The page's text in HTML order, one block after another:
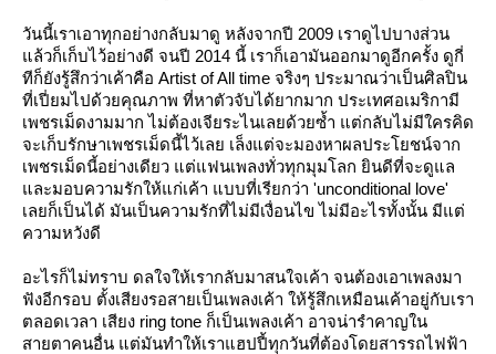
วันนี้เราเอาทุกอย่างกลับมาดู หลังจากปี 2009 เราดูไปบางส่วน
ล้วก็เก็บไว้อย่างดี จนปี 2014 นี้ เราก็เอามันออกมาดูอีกครั้ง ดูกี่
ทีก็ยังรู้สึกว่าเค้าคือ Artist of All time จริงๆ ประมาณว่าเป็นศิลปิน
ที่เปี่ยมไปด้วยคุณภาพ ที่หาตัวจับได้ยากมาก ประเทศอเมริกามี
เพชรเม็ดงามมาก ไม่ต้องเจียระไนเลยด้วยซ้ำ แต่กลับไม่มีใครคิด
จะเก็บรักษาเพชรเม็ดนี้ไว้เลย เล็งแต่จะมองหาผลประโยชน์จาก
เพชรเม็ดนี้อย่างเดียว แต่แฟนเพลงทั่วทุกมุมโลก ยินดีที่จะดูแล
ละมอบความรักให้แก่เค้า แบบที่เรียกว่า 'unconditional love'
เลยก็เป็นได้ มันเป็นความรักที่ไม่มีเงื่อนไข ไม่มีอะไรทั้งนั้น มีแต่
ความหวังดี
อะไรก็ไม่ทราบ ดลใจให้เรากลับมาสนใจเค้า จนต้องเอาเพลงมา
ฟังอีกรอบ ตั้งเสียงรอสายเป็นเพลงเค้า ให้รู้สึกเหมือนเค้าอยู่กับเรา
ตลอดเวลา เสียง ring tone ก็เป็นเพลงเค้า อาจน่ารำคาญใน
สายตาคนอื่น แต่มันทำให้เราแฮปปี้ทุกวันที่ต้องโดยสารรถไฟฟ้า